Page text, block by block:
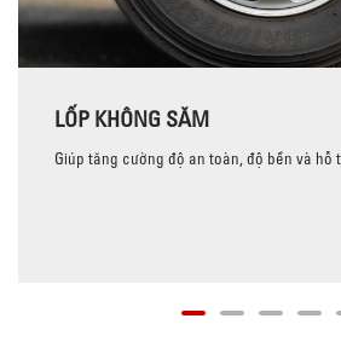
LỐP KHÔNG SĂM
Giúp tăng cường độ an toàn, độ bền và hỗ